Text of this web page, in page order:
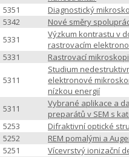
5351
Diagnostický
5342
Nové směry
5331
Výzkum kontrastu v
rastrovacím
5331
Rastrovací
5311
Studium
elektronové
nízkou energií
5311
Vybrané aplikace a
preparátů v SEM s
5253
Difraktivní optické
5252
REM pomalými a
5251
Vícevrstvý ionizační